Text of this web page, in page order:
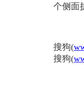
个侧面
搜狗(
搜狗(